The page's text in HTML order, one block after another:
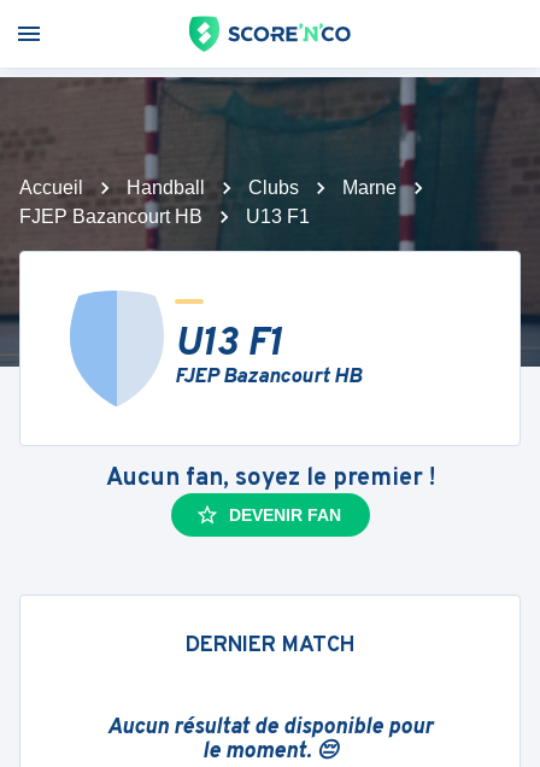
Accueil Handball Clubs
Marne
FJEP Bazancourt HB
U13 F1
U13 F1
FJEP Bazancourt HB
Aucun fan, soyez le premier !
DEVENIR FAN
DERNIER MATCH
Aucun résultat de disponible pour
le moment. 😔